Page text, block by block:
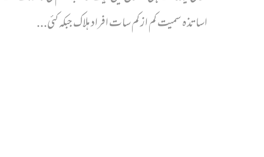
اساتذہ سمیت کم از کم سات افراد ہلاک جبکہ کئی...